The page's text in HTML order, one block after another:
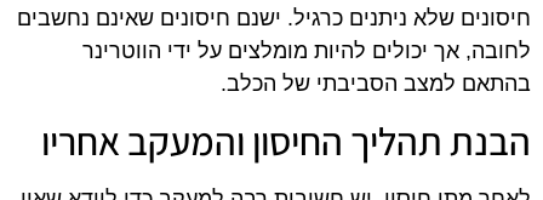
חיסונים שלא ניתנים כרגיל. ישנם חיסונים שאינם נחשבים
לחובה, אך יכולים להיות מומלצים על ידי הווטרינר
בהתאם למצב הסביבתי של הכלב.
הבנת תהליך החיסון והמעקב אחריו